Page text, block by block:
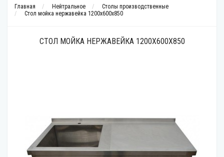
Главная Нейтральное
Столы производственные
Стол мойка нержавейка 1200х600х850
СТОЛ МОЙКА НЕРЖАВЕЙКА 1200Х600Х850